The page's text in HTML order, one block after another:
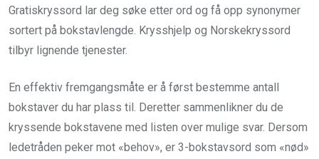
Gratiskryssord lar deg søke etter ord og få opp synonymer
sortert på bokstavlengde. Krysshjelp og Norskekryssord
tilbyr lignende tjenester.
En effektiv fremgangsmåte er å først bestemme antall
bokstaver du har plass til. Deretter sammenlikner du de
kryssende bokstavene med listen over mulige svar. Dersom
ledetråden peker mot «behov», er 3-bokstavsord som «nød»